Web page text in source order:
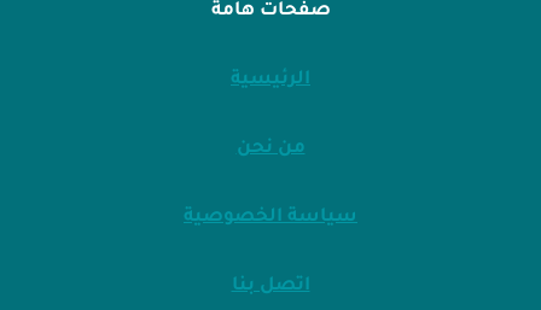
صفحات هامة
الرئيسية
من نحن
سياسة الخصوصية
اتصل بنا